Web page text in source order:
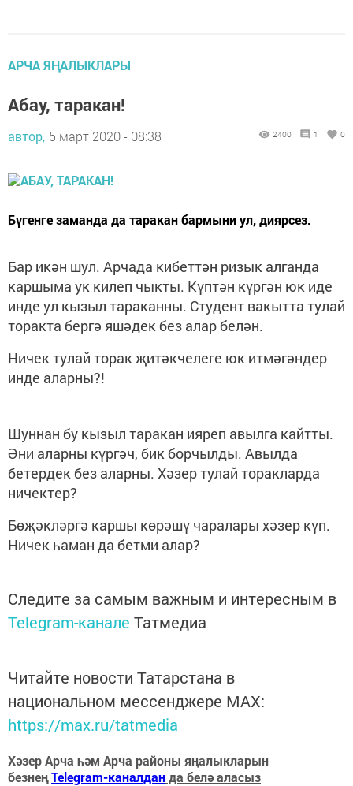
АРЧА ЯҢАЛЫКЛАРЫ
Абау, таракан!
автор, 5 март 2020 - 08:38 2400 1 0
Бүгенге заманда да таракан бармыни ул, диярсез.
Бар икән шул. Арчада кибеттән ризык алганда
каршыма ук килеп чыкты. Күптән күргән юк иде
инде ул кызыл тараканны. Студент вакытта тулай
торакта бергә яшәдек без алар белән.
Ничек тулай торак җитәкчелеге юк итмәгәндер
инде аларны?!
Шуннан бу кызыл таракан ияреп авылга кайтты.
Әни аларны күргәч, бик борчылды. Авылда
бетердек без аларны. Хәзер тулай торакларда
ничектер?
Бөҗәкләргә каршы көрәшү чаралары хәзер күп.
Ничек һаман да бетми алар?
Следите за самым важным и интересным в
Telegram-канале Татмедиа
Читайте новости Татарстана в
национальном мессенджере MАХ:
https://max.ru/tatmedia
Хәзер Арча һәм Арча районы яңалыкларын
безнеңTelegram-каналданда белә аласыз